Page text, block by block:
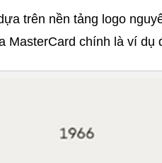
trên nền tảng logo
MasterCard chính là ví